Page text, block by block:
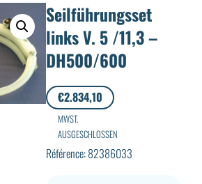
Seilführungsset
links V. 5 /11,3 –
DH500/600
€2.834,10
MWST.
AUSGESCHLOSSEN
Référence: 82386033